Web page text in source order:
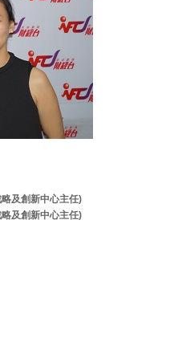
及創新中心主任)
及創新中心主任)